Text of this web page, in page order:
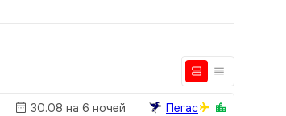
30.08 на 6 ночей
Пегас